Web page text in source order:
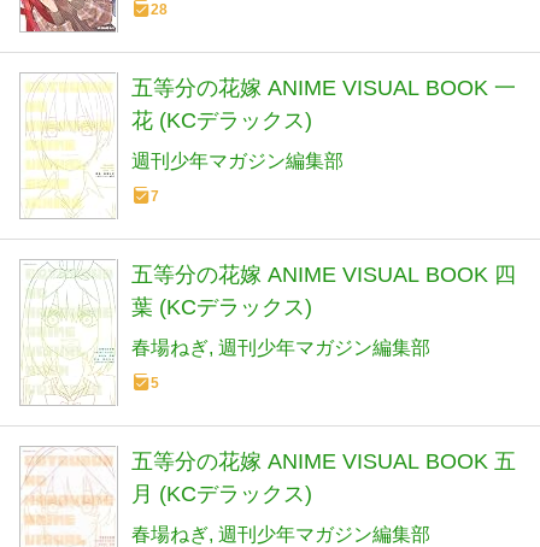
28
五等分の花嫁 ANIME VISUAL BOOK 一
花 (KCデラックス)
週刊少年マガジン編集部
7
五等分の花嫁 ANIME VISUAL BOOK 四
葉 (KCデラックス)
春場ねぎ 週刊少年マガジン編集部
5
五等分の花嫁 ANIME VISUAL BOOK 五
月 (KCデラックス)
春場ねぎ 週刊少年マガジン編集部